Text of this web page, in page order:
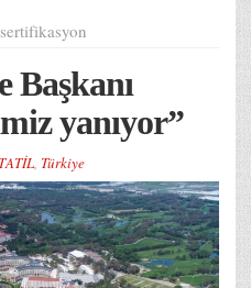
sertifikasyon
Başkanı
yanıyor”
, Türkiye